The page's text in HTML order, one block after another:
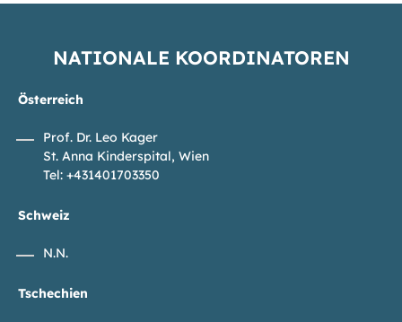
NATIONALE KOORDINATOREN
Österreich
Prof. Dr. Leo Kager
St. Anna Kinderspital, Wien
Tel: +431401703350
Schweiz
N.N.
Tschechien